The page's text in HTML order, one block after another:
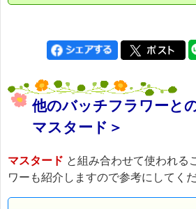
他のバッチフラワーと
マスタード＞
マスタード と組み合わせて使われる
ワーも紹介しますので参考にしてくだ